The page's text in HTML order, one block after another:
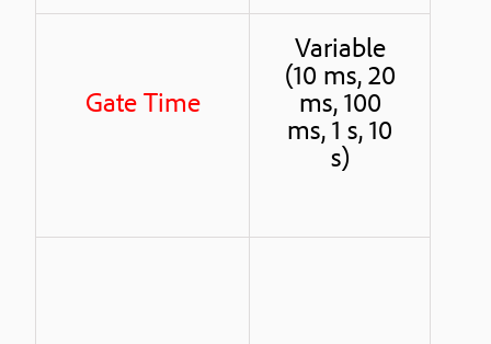
Gate Time
Variable
(10 ms, 20
ms, 100
ms, 1 s, 10
s)